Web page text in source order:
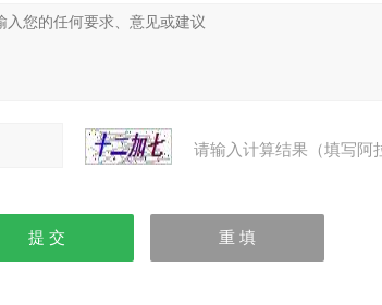
请输入计算结果（填写阿